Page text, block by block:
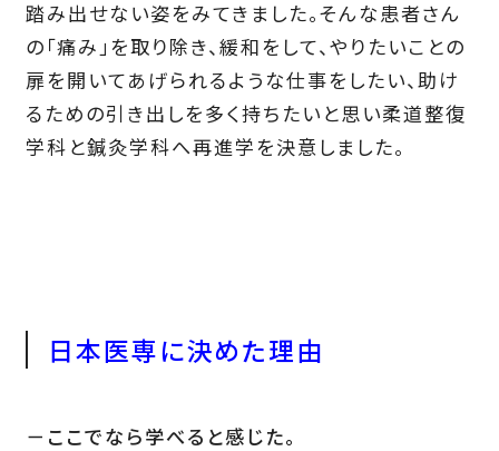
踏み出せない姿をみてきました。そんな患者さん
の「痛み」を取り除き、緩和をして、やりたいことの
扉を開いてあげられるような仕事をしたい、助け
るための引き出しを多く持ちたいと思い柔道整復
学科と鍼灸学科へ再進学を決意しました。
日本医専に決めた理由
－ここでなら学べると感じた。